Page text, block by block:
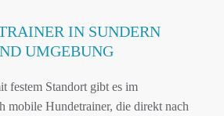
IN SUNDERN
UMGEBUNG
festem Standort gibt es im
mobile Hundetrainer, die direkt nach